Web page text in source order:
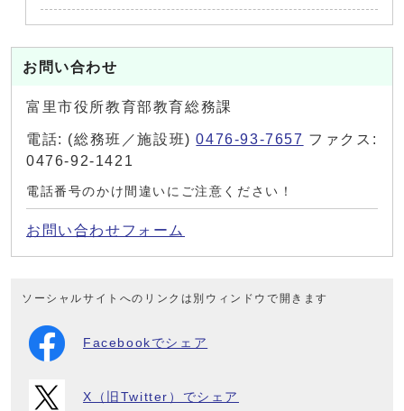
お問い合わせ
富里市役所教育部教育総務課
電話: (総務班／施設班)0476-93-7657 ファクス:
0476-92-1421
電話番号のかけ間違いにご注意ください！
お問い合わせフォーム
ソーシャルサイトへのリンクは別ウィンドウで開きます
Facebookでシェア
X（旧Twitter）でシェア